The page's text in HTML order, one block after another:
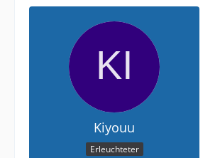
Kiyouu
Erleuchteter